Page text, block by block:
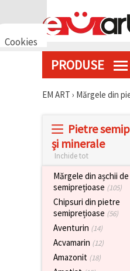
Cookies
PRODUSE
EM ART › Mărgele din
Pietre
și minerale
Inchide tot
Mărgele din așchii
semiprețioase (105)
Chipsuri din pietre
semiprețioase (56)
Aventurin (14)
Acvamarin (12)
Amazonit (18)